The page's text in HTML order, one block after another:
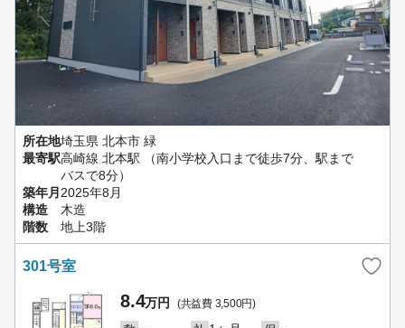
所在地埼玉県 北本市 緑
最寄駅高崎線 北本駅 （南小学校入口まで徒歩7分、駅まで
バスで8分）
築年月 2025年8月
構造
木造
階数
地上3階
301号室
8.4万円 (共益費 3,500円)